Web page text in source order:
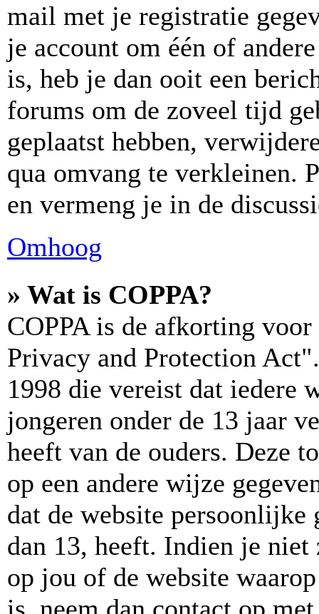
mail met je registratie
je account om één of
is, heb je dan ooit een
forums om de zoveel tijd
geplaatst hebben,
qua omvang te verkleinen.
en vermeng je in de
Omhoog
» Wat is COPPA?
COPPA is de afkorting
Privacy and Protection
1998 die vereist dat iedere
jongeren onder de 13 jaar
heeft van de ouders. Deze
op een andere wijze
dat de website persoonlijke
dan 13, heeft. Indien je
op jou of de website